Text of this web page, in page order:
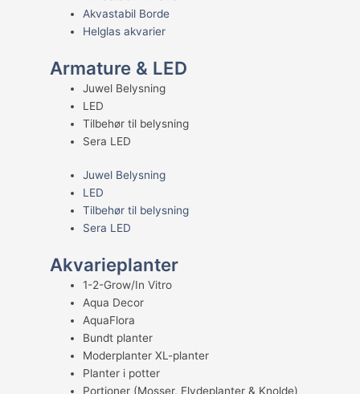
Akvastabil Borde
Helglas akvarier
Armature & LED
Juwel Belysning
LED
Tilbehør til belysning
Sera LED
Juwel Belysning
LED
Tilbehør til belysning
Sera LED
Akvarieplanter
1-2-Grow/In Vitro
Aqua Decor
AquaFlora
Bundt planter
Moderplanter XL-planter
Planter i potter
Portioner (Mosser, Flydeplanter & Knolde)